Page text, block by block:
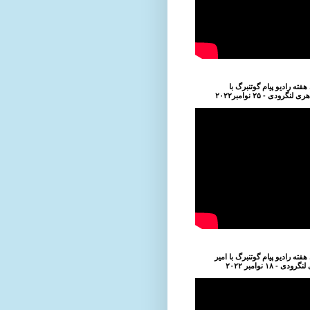
رادیو پیام گوتنبرگ با
- ۲۵ نوامبر۲۰۲۲
رادیو پیام گوتنبرگ با امیر
- ۱۸ نوامبر ۲۰۲۲